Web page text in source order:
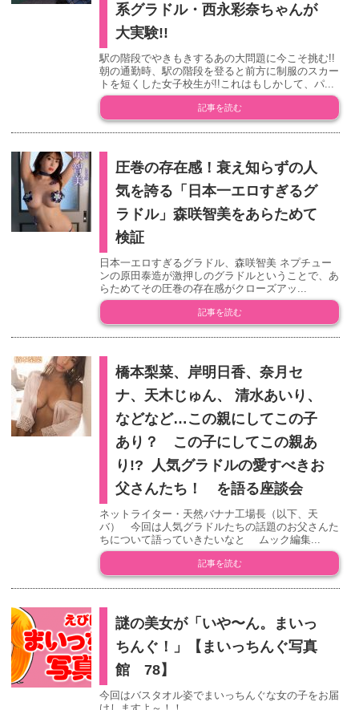
系グラドル・西永彩奈ちゃんが
大実験!!
駅の階段でやきもきするあの大問題に今こそ挑む!!
朝の通勤時、駅の階段を登ると前方に制服のスカー
トを短くした女子校生が!!これはもしかして、パ...
記事を読む
圧巻の存在感！衰え知らずの人
気を誇る「日本一エロすぎるグ
ラドル」森咲智美をあらためて
検証
日本一エロすぎるグラドル、森咲智美 ネプチュー
ンの原田泰造が激押しのグラドルということで、あ
らためてその圧巻の存在感がクローズアッ...
記事を読む
橋本梨菜、岸明日香、奈月セ
ナ、天木じゅん、 清水あいり、
などなど…この親にしてこの子
あり？ この子にしてこの親あ
り!? 人気グラドルの愛すべきお
父さんたち！ を語る座談会
ネットライター・天然バナナ工場長（以下、天
バ） 今回は人気グラドルたちの話題のお父さんた
ちについて語っていきたいなと ムック編集...
記事を読む
謎の美女が「いや〜ん。まいっ
ちんぐ！」【まいっちんぐ写真
館 78】
今回はバスタオル姿でまいっちんぐな女の子をお届